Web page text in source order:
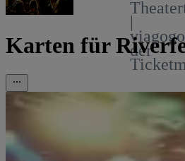
|
viagogo
der
Karten für